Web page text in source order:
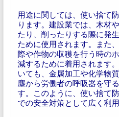
用途に関しては、使い捨て
ります。建設業では、木材
たり、削ったりする際に発
ために使用されます。また
際や作物の収穫を行う時の
減するために着用されます
いても、金属加工や化学物
塵から労働者の呼吸器を守
す。このように、使い捨て
での安全対策として広く利